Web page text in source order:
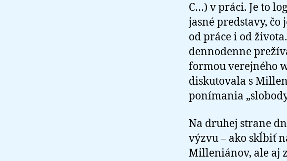
C…) v práci. Je to
jasné predstavy, čo
od práce i od
dennodenne
formou verejného
diskutovala s
ponímania
Na druhej strane
výzvu – ako skĺbiť
Milleniánov, ale aj